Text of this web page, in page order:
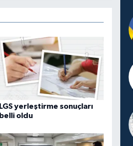
LGS yerleştirme sonuçları
belli oldu